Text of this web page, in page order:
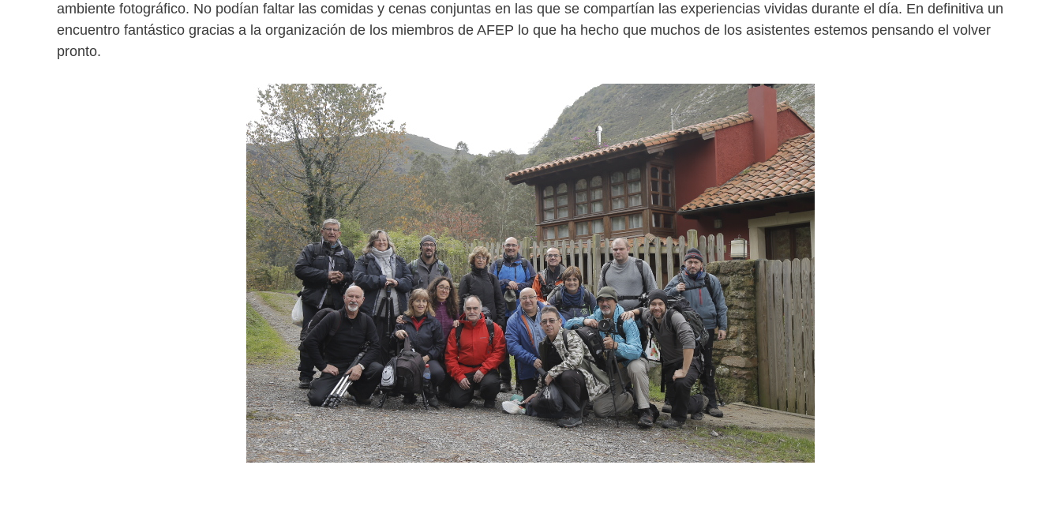
ambiente fotográfico. No podían faltar las comidas y cenas conjuntas en las que se compartían las experiencias vividas durante el día. En definitiva un
encuentro fantástico gracias a la organización de los miembros de AFEP lo que ha hecho que muchos de los asistentes estemos pensando el volver
pronto.